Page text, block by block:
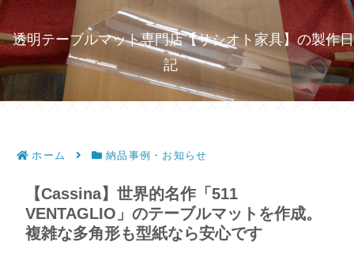
透明テーブルマット専門店【サシオト家具】の製作日
記
ホーム 納品事例・お知らせ
【Cassina】世界的名作「511
VENTAGLIO」のテーブルマットを作成。
複雑な多角形も型紙なら安心です